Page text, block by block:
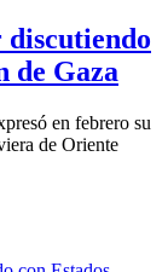
de Gaza
en febrero su
de Oriente